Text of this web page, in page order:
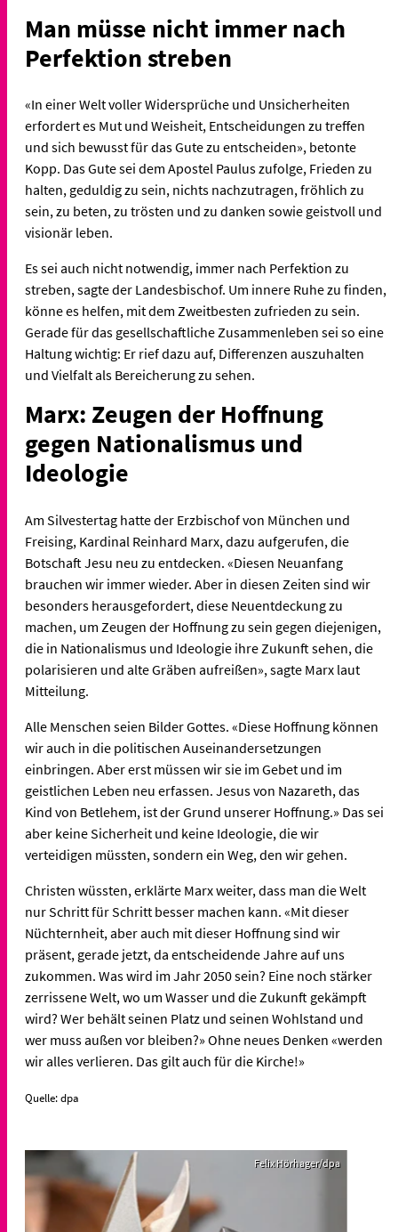
Man müsse nicht immer nach
Perfektion streben
«In einer Welt voller Widersprüche und Unsicherheiten
erfordert es Mut und Weisheit, Entscheidungen zu treffen
und sich bewusst für das Gute zu entscheiden», betonte
Kopp. Das Gute sei dem Apostel Paulus zufolge, Frieden zu
halten, geduldig zu sein, nichts nachzutragen, fröhlich zu
sein, zu beten, zu trösten und zu danken sowie geistvoll und
visionär leben.
Es sei auch nicht notwendig, immer nach Perfektion zu
streben, sagte der Landesbischof. Um innere Ruhe zu finden,
könne es helfen, mit dem Zweitbesten zufrieden zu sein.
Gerade für das gesellschaftliche Zusammenleben sei so eine
Haltung wichtig: Er rief dazu auf, Differenzen auszuhalten
und Vielfalt als Bereicherung zu sehen.
Marx: Zeugen der Hoffnung
gegen Nationalismus und
Ideologie
Am Silvestertag hatte der Erzbischof von München und
Freising, Kardinal Reinhard Marx, dazu aufgerufen, die
Botschaft Jesu neu zu entdecken. «Diesen Neuanfang
brauchen wir immer wieder. Aber in diesen Zeiten sind wir
besonders herausgefordert, diese Neuentdeckung zu
machen, um Zeugen der Hoffnung zu sein gegen diejenigen,
die in Nationalismus und Ideologie ihre Zukunft sehen, die
polarisieren und alte Gräben aufreißen», sagte Marx laut
Mitteilung.
Alle Menschen seien Bilder Gottes. «Diese Hoffnung können
wir auch in die politischen Auseinandersetzungen
einbringen. Aber erst müssen wir sie im Gebet und im
geistlichen Leben neu erfassen. Jesus von Nazareth, das
Kind von Betlehem, ist der Grund unserer Hoffnung.» Das sei
aber keine Sicherheit und keine Ideologie, die wir
verteidigen müssten, sondern ein Weg, den wir gehen.
Christen wüssten, erklärte Marx weiter, dass man die Welt
nur Schritt für Schritt besser machen kann. «Mit dieser
Nüchternheit, aber auch mit dieser Hoffnung sind wir
präsent, gerade jetzt, da entscheidende Jahre auf uns
zukommen. Was wird im Jahr 2050 sein? Eine noch stärker
zerrissene Welt, wo um Wasser und die Zukunft gekämpft
wird? Wer behält seinen Platz und seinen Wohlstand und
wer muss außen vor bleiben?» Ohne neues Denken «werden
wir alles verlieren. Das gilt auch für die Kirche!»
Quelle: dpa
Felix Hörhager/dpa